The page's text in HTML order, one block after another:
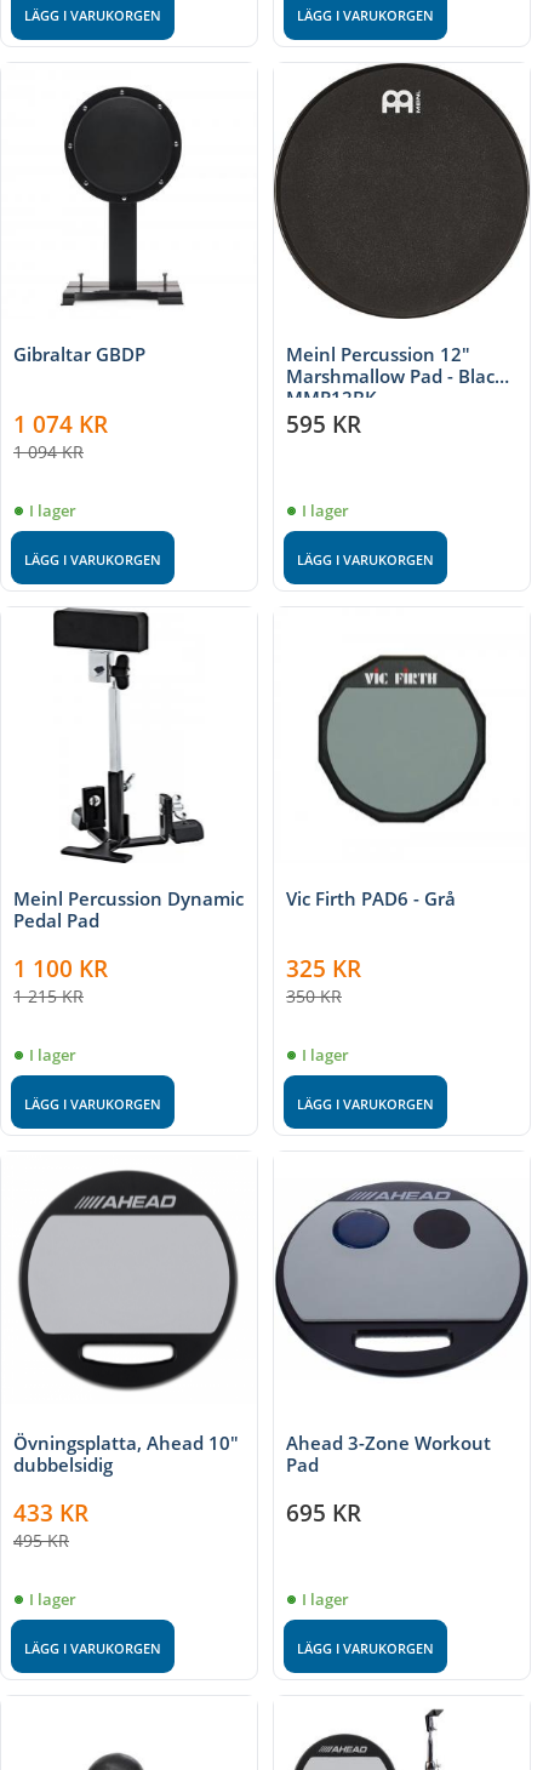
LÄGG I VARUKORGEN LÄGG I VARUKORGEN
Gibraltar GBDP
1 074 KR
1 094KR
I lager
LÄGG I VARUKORGEN
Meinl Percussion 12"
Marshmallow Pad - Black,
MMP12BK
595 KR
I lager
LÄGG I VARUKORGEN
Meinl Percussion Dynamic
Pedal Pad
1 100 KR
1 215KR
I lager
LÄGG I VARUKORGEN
Vic Firth PAD6 - Grå
325 KR
350KR
I lager
LÄGG I VARUKORGEN
Övningsplatta, Ahead 10"
dubbelsidig
433 KR
495KR
I lager
LÄGG I VARUKORGEN
Ahead 3-Zone Workout
Pad
695 KR
I lager
LÄGG I VARUKORGEN